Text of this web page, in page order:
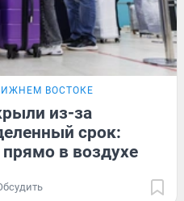
ВОСТОКЕ
из-за
срок:
в воздухе